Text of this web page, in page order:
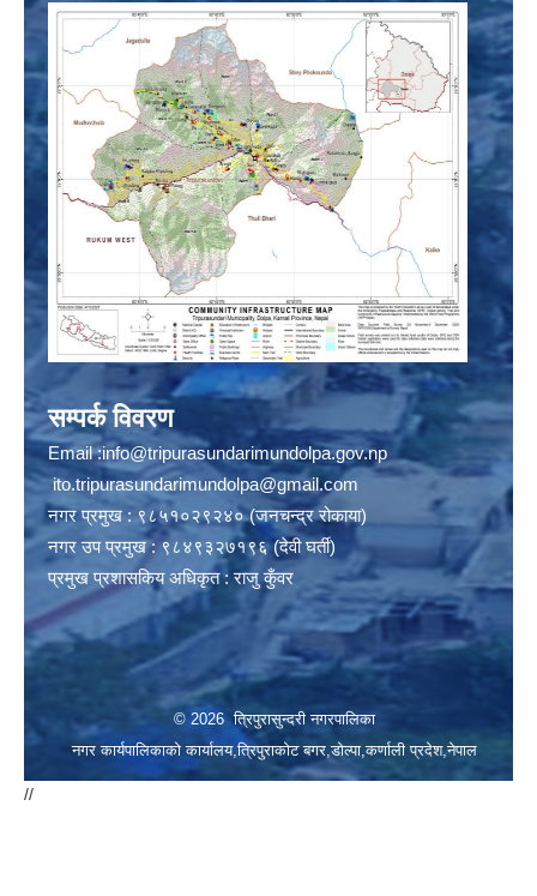
सम्पर्क विवरण
Email :info@tripurasundarimundolpa.gov.np
ito.tripurasundarimundolpa@gmail.com
नगर प्रमुख : ९८५१०२९२४० (जनचन्द्र रोकाया)
नगर उप प्रमुख : ९८४९३२७१९६ (देवी घर्ती)
प्रमुख प्रशासकिय अधिकृत : राजु कुँवर
© 2026 त्रिपुरासुन्दरी नगरपालिका
नगर कार्यपालिकाको कार्यालय,त्रिपुराकोट बगर,डोल्पा,कर्णाली प्रदेश,नेपाल
//